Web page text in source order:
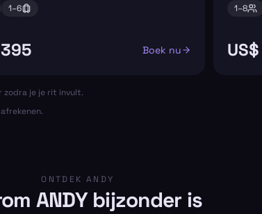
1–6
Boek nu
1–8
zodra je je rit invult.
ONTDEK ANDY
ANDY bijzonder is